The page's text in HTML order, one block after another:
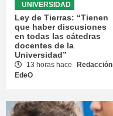
UNIVERSIDAD
Ley de Tierras: “Tienen
que haber discusiones
en todas las cátedras
docentes de la
Universidad”
13 horas hace
Redacción
EdeO